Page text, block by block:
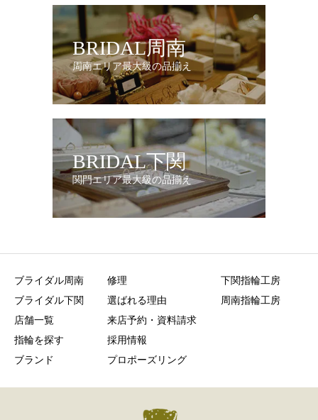
BRIDAL周南
周南エリア最大級の品揃え
BRIDAL下関
関門エリア最大級の品揃え
ブライダル周南
ブライダル下関
店舗一覧
指輪を探す
ブランド
修理
選ばれる理由
来店予約・資料請求
採用情報
プロポーズリング
下関指輪工房
周南指輪工房